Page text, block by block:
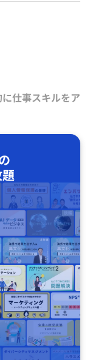
仕事スキルをア